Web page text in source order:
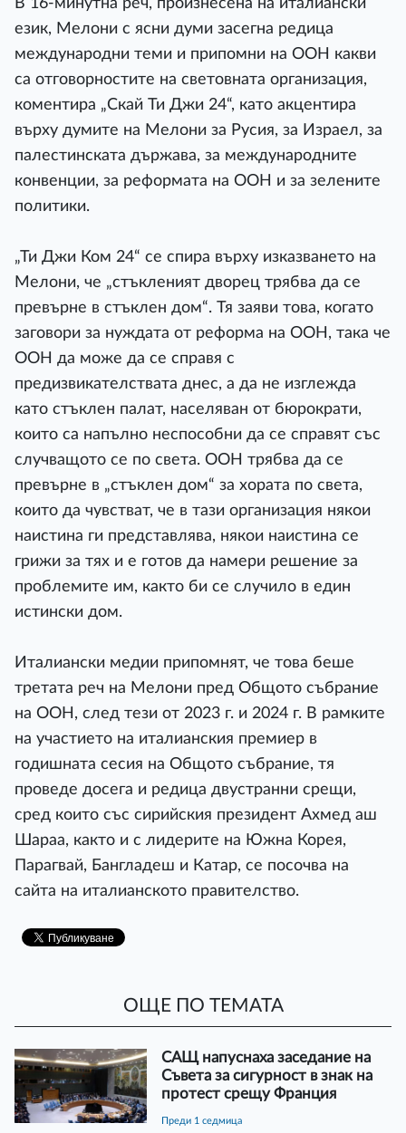
В 16-минутна реч, произнесена на италиански
език, Мелони с ясни думи засегна редица
международни теми и припомни на ООН какви
са отговорностите на световната организация,
коментира „Скай Ти Джи 24“, като акцентира
върху думите на Мелони за Русия, за Израел, за
палестинската държава, за международните
конвенции, за реформата на ООН и за зелените
политики.
„Ти Джи Ком 24“ се спира върху изказването на
Мелони, че „стъкленият дворец трябва да се
превърне в стъклен дом“. Тя заяви това, когато
заговори за нуждата от реформа на ООН, така че
ООН да може да се справя с
предизвикателствата днес, а да не изглежда
като стъклен палат, населяван от бюрократи,
които са напълно неспособни да се справят със
случващото се по света. ООН трябва да се
превърне в „стъклен дом“ за хората по света,
които да чувстват, че в тази организация някои
наистина ги представлява, някои наистина се
грижи за тях и е готов да намери решение за
проблемите им, както би се случило в един
истински дом.
Италиански медии припомнят, че това беше
третата реч на Мелони пред Общото събрание
на ООН, след тези от 2023 г. и 2024 г. В рамките
на участието на италианския премиер в
годишната сесия на Общото събрание, тя
проведе досега и редица двустранни срещи,
сред които със сирийския президент Ахмед аш
Шараа, както и с лидерите на Южна Корея,
Парагвай, Бангладеш и Катар, се посочва на
сайта на италианското правителство.
ОЩЕ ПО ТЕМАТА
САЩ напуснаха заседание на
Съвета за сигурност в знак на
протест срещу Франция
преди 1 седмица